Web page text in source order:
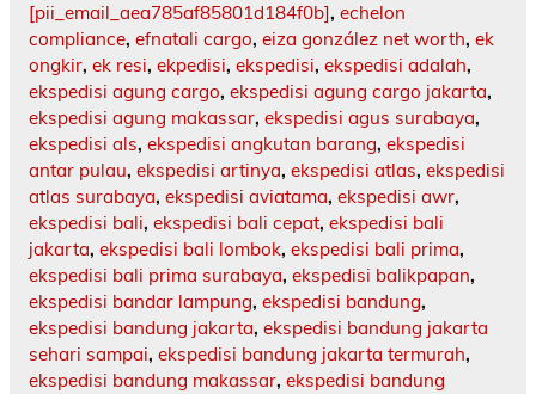
[pii_email_aea785af85801d184f0b], echelon
compliance, efnatali cargo, eiza gonzález net worth, ek
ongkir, ek resi, ekpedisi, ekspedisi, ekspedisi adalah,
ekspedisi agung cargo, ekspedisi agung cargo jakarta,
ekspedisi agung makassar, ekspedisi agus surabaya,
ekspedisi als, ekspedisi angkutan barang, ekspedisi
antar pulau, ekspedisi artinya, ekspedisi atlas, ekspedisi
atlas surabaya, ekspedisi aviatama, ekspedisi awr,
ekspedisi bali, ekspedisi bali cepat, ekspedisi bali
jakarta, ekspedisi bali lombok, ekspedisi bali prima,
ekspedisi bali prima surabaya, ekspedisi balikpapan,
ekspedisi bandar lampung, ekspedisi bandung,
ekspedisi bandung jakarta, ekspedisi bandung jakarta
sehari sampai, ekspedisi bandung jakarta termurah,
ekspedisi bandung makassar, ekspedisi bandung